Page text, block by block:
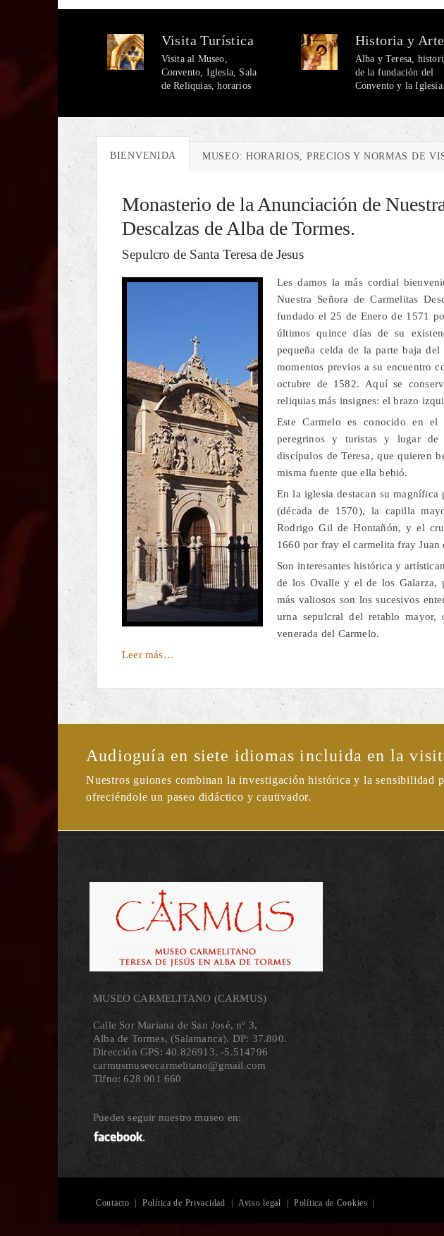
Visita Turística
Visita al Museo,
Convento, Iglesia, Sala
de Reliquias, horarios
Historia y Arte
Alba y Teresa,
de la fundación del
Convento y la
BIENVENIDA MUSEO: HORARIOS, PRECIOS Y NORMAS DE
Monasterio de la Anunciación de
Descalzas de Alba de Tormes.
Sepulcro de Santa Teresa de Jesus
Les damos la más cordial
Nuestra Señora de Carmelitas
fundado el 25 de Enero de 1571
últimos quince días de su
pequeña celda de la parte baja
momentos previos a su encuentro
octubre de 1582. Aquí se
reliquias más insignes: el brazo
Este Carmelo es conocido en
peregrinos y turistas y lugar
discípulos de Teresa, que quieren
misma fuente que ella bebió.
En la iglesia destacan su magnífica
(década de 1570), la capilla
Rodrigo Gil de Hontañón, y el
1660 por fray el carmelita fray Juan
Son interesantes histórica y
de los Ovalle y el de los Galarza,
más valiosos son los sucesivos
urna sepulcral del retablo
venerada del Carmelo.
Leer más…
Audioguía en siete idiomas incluida en la
Nuestros guiones combinan la investigación histórica y la sensibilidad
ofreciéndole un paseo didáctico y cautivador.
MUSEO CARMELITANO (CARMUS)
Calle Sor Mariana de San José, nº 3,
Alba de Tormes, (Salamanca). DP: 37.800.
Dirección GPS: 40.826913, ‐5.514796
carmusmuseocarmelitano@gmail.com
Tlfno: 628 001 660
Puedes seguir nuestro museo en:
Contacto Política de Privacidad Aviso legal Política de Cookies